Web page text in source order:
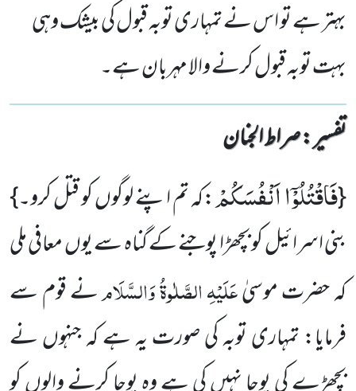
بہتر ہے تو اس نے تمہاری توبہ قبول کی بیشک وہی
بہت توبہ قبول کرنے والا مہربان ہے۔
تفسیر : ‎صراط الجنان
{فَاقْتُلُوْۤا اَنْفُسَكُمْ:کہ تم اپنے لوگوں کو قتل کرو۔}
بنی اسرائیل کو بچھڑا پوجنے کے گناہ سے یوں معافی ملی
کہ حضرت موسیٰعَلَیْہِ الصَّلٰوۃُ وَالسَّلَامنے قوم سے
فرمایا: تمہاری توبہ کی صورت یہ ہے کہ جنہوں نے